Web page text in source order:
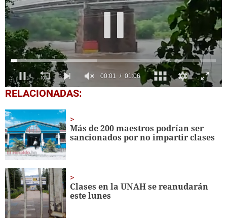
0
seconds
1
minute,
6
seconds
RELACIONADAS:
Más de 200 maestros podrían ser
sancionados por no impartir clases
Clases en la UNAH se reanudarán
este lunes